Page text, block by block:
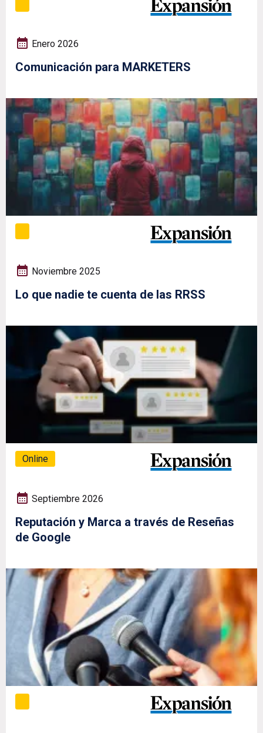
Enero 2026
Comunicación para MARKETERS
Noviembre 2025
Lo que nadie te cuenta de las RRSS
Online
Septiembre 2026
Reputación y Marca a través de Reseñas
de Google